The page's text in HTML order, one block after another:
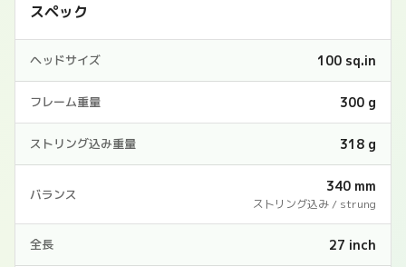
スペック
ヘッドサイズ 100 sq.in
フレーム重量 300 g
ストリング込み重量 318 g
バランス 340 mm
ストリング込み / strung
全長 27 inch